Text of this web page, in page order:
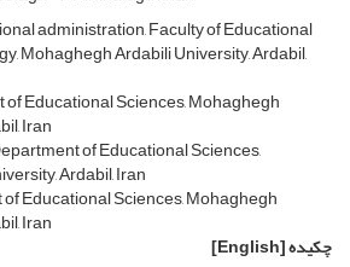
administration, Faculty of Educational
Mohaghegh Ardabili University, Ardabil,
Educational Sciences, Mohaghegh
Iran
of Educational Sciences,
Ardabil, Iran
Educational Sciences, Mohaghegh
Iran
چکیده[English]